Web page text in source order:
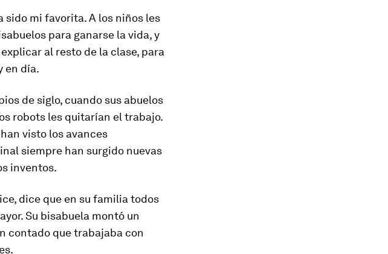
sido mi favorita. A los niños les
para ganarse la vida, y
al resto de la clase, para
en día.
de siglo, cuando sus abuelos
robots les quitarían el trabajo.
visto los avances
siempre han surgido nuevas
inventos.
dice que en su familia todos
Su bisabuela montó un
contado que trabajaba con